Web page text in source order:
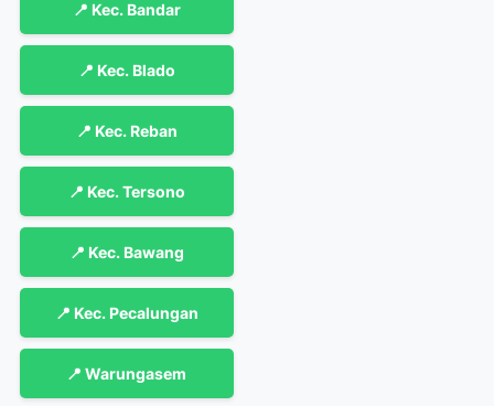
📍 Kec. Bandar
📍 Kec. Blado
📍 Kec. Reban
📍 Kec. Tersono
📍 Kec. Bawang
📍 Kec. Pecalungan
📍 Warungasem